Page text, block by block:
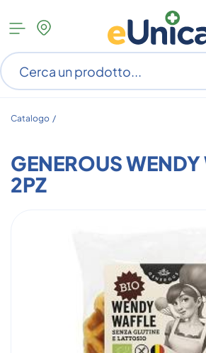
Apri
menu
categorie
Catalogo /
GENEROUS WENDY
2PZ